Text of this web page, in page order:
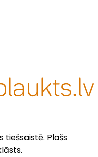
tiešsaistē. Plašs